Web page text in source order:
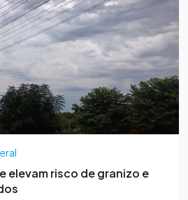
elevam risco de granizo e